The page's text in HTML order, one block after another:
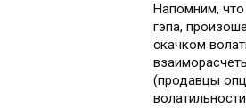
Напомним,
гэпа,
скачком
(продавцы